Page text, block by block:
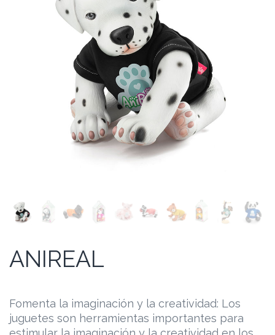
ANIREAL
Fomenta la imaginación y la creatividad: Los
juguetes son herramientas importantes para